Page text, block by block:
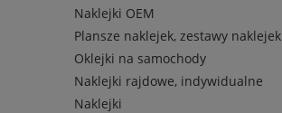
Naklejki OEM
Plansze naklejek, zestawy naklejek
Oklejki na samochody
Naklejki rajdowe, indywidualne
Naklejki